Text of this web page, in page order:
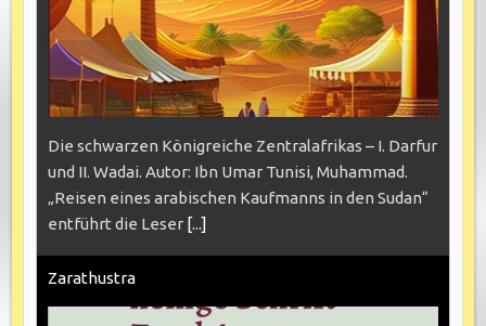
Die schwarzen Königreiche Zentralafrikas – I. Darfur
und II. Wadai. Autor: Ibn Umar Tunisi, Muhammad.
„Reisen eines arabischen Kaufmanns in den Sudan“
entführt die Leser [...]
Zarathustra